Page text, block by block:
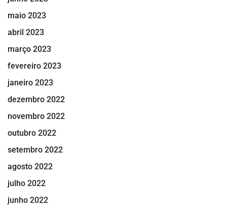
maio 2023
abril 2023
março 2023
fevereiro 2023
janeiro 2023
dezembro 2022
novembro 2022
outubro 2022
setembro 2022
agosto 2022
julho 2022
junho 2022